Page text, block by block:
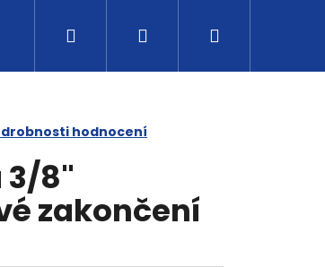
a rady Kontakty Obchodní
Přihlášení
hodnocení
3/8"
zakončení